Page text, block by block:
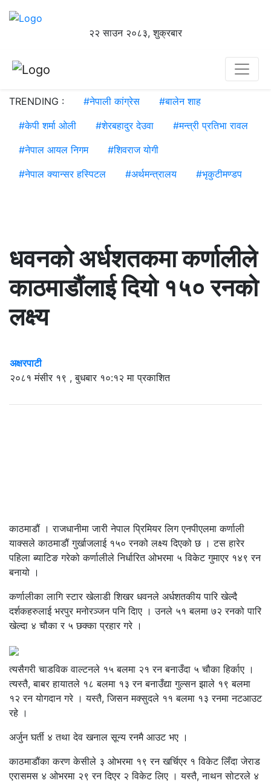
२२ साउन २०८३, शुक्रबार
TRENDING : #नेपाली कांग्रेस #बालेन शाह
#केपी शर्मा ओली #शेरबहादुर देउवा #मन्त्री प्रतिभा रावल
#नेपाल आयल निगम #शिवराज योगी
#नेपाल क्यान्सर हस्पिटल #अर्थमन्त्रालय #भृकुटीमण्डप
धवनको अर्धशतकमा कर्णालीले
काठमाडौंलाई दियो १५० रनको
लक्ष्य
अक्षरपाटी
२०८१ मंसीर १९ , बुधबार १०:१२ मा प्रकाशित
काठमाडौं । राजधानीमा जारी नेपाल प्रिमियर लिग एनपीएलमा कर्णाली
याक्सले काठमाडौं गुर्खाजलाई १५० रनको लक्ष्य दिएको छ । टस हारेर
पहिला ब्याटिङ गरेको कर्णालीले निर्धारित ओभरमा ५ विकेट गुमाएर १४९ रन
बनायो ।
कर्णालीका लागि स्टार खेलाडी शिखर धवनले अर्धशतकीय पारि खेल्दै
दर्शकहरुलाई भरपुर मनोरञ्जन पनि दिाए । उनले ५१ बलमा ७२ रनको पारि
खेल्दा ४ चौका र ५ छक्का प्रहार गरे ।
त्यसैगरी चाडविक वाल्टनले १५ बलमा २१ रन बनाउँदा ५ चौका हिर्काए ।
त्यस्तै, बाबर हायातले १८ बलमा १३ रन बनाउँद्या गुल्सन झाले १९ बलमा
१२ रन योगदान गरे । यस्तै, जिसन मक्सुदले ११ बलमा १३ रनमा नटआउट
रहे ।
अर्जुन घर्ती ४ तथा देव खनाल सून्य रनमै आउट भए ।
काठमाडौंका करण केसीले ३ ओभरमा १९ रन खर्चिएर १ विकेट लिँदा जेराड
एरासमस ४ ओभरमा २९ रन दिएर २ विकेट लिए । यस्तै, नाथन सोटरले ४